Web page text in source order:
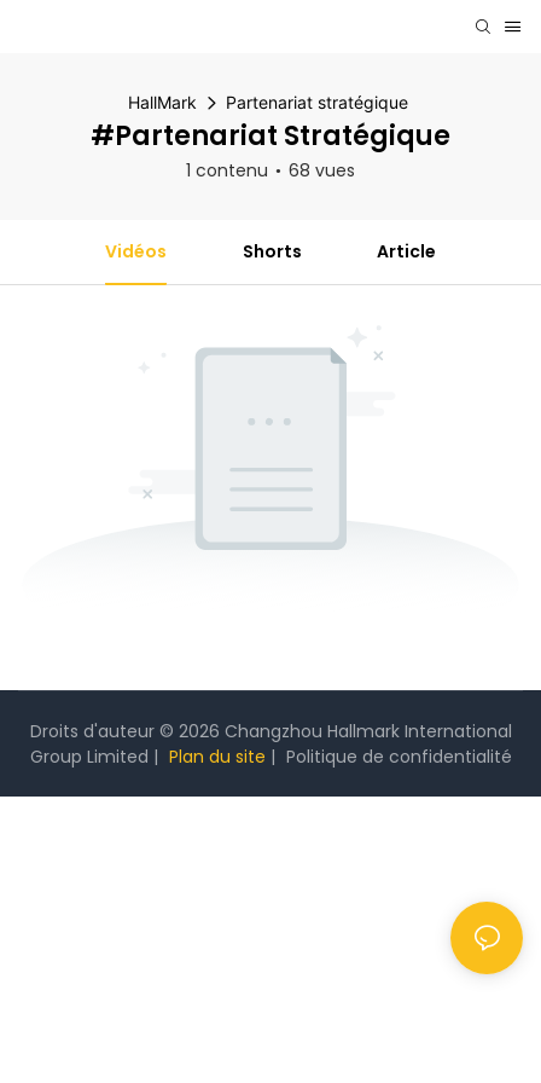
HallMark Partenariat stratégique
#Partenariat Stratégique
1 contenu 68 vues
Vidéos Shorts Article
Droits d'auteur © 2026 Changzhou Hallmark International
Group Limited | Plan du site | Politique de confidentialité